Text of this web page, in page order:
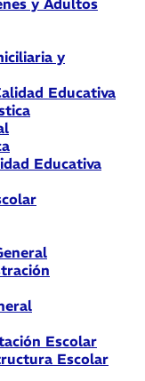
y Adultos
y
Educativa
Educativa
Escolar
Escolar